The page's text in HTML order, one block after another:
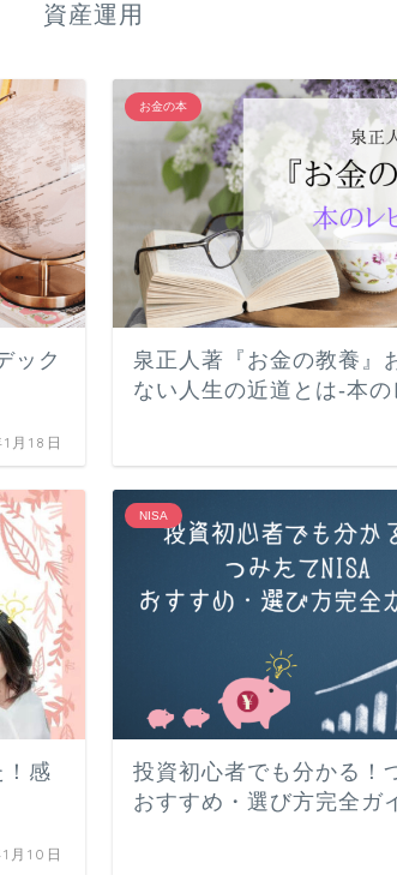
資産運用
ック
月18日
お金の本
泉正人著『お金の教養』
ない人生の近道とは-本の
！感
月10日
NISA
投資初心者でも分かる！
おすすめ・選び方完全ガ